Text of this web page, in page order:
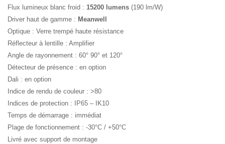
Flux lumineux blanc froid : 15200 lumens (190 lm/W)
Driver haut de gamme : Meanwell
Optique : Verre trempé haute résistance
Réflecteur à lentille : Amplifier
Angle de rayonnement : 60° 90° et 120°
Détecteur de présence : en option
Dali : en option
Indice de rendu de couleur : >80
Indices de protection : IP65 – IK10
Temps de démarrage : immédiat
Plage de fonctionnement : -30°C / +50°C
Livré avec support de montage